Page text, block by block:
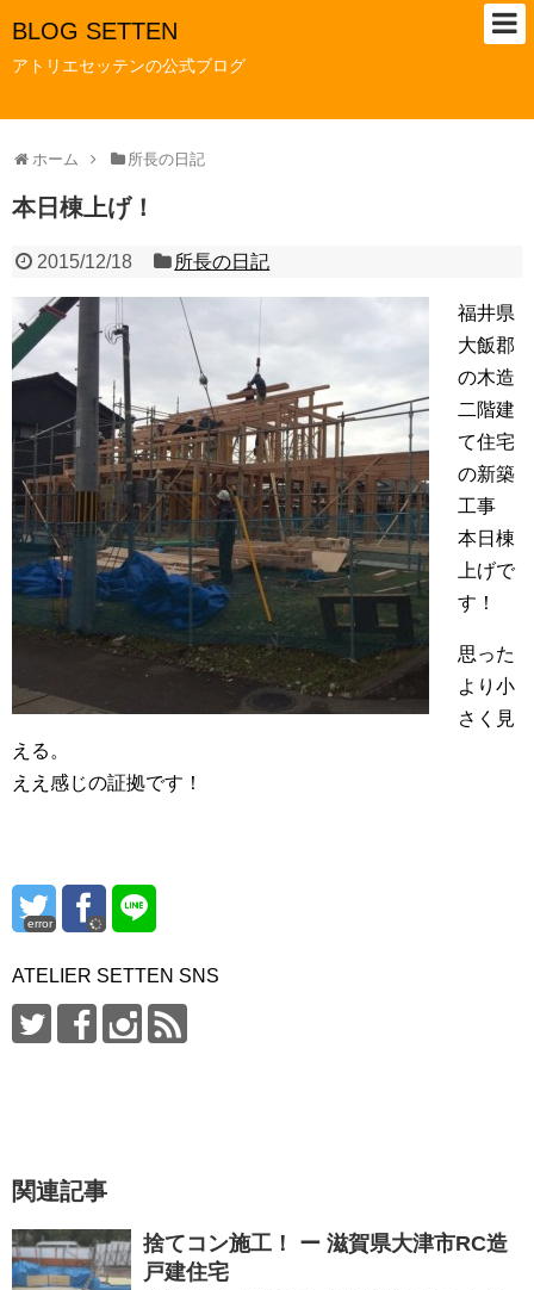
BLOG SETTEN
アトリエセッテンの公式ブログ
ホーム 所長の日記
本日棟上げ！
2015/12/18 所長の日記
福井県
大飯郡
の木造
二階建
て住宅
の新築
工事
本日棟
上げで
す！
思った
より小
さく見
える。
ええ感じの証拠です！
error
ATELIER SETTEN SNS
関連記事
捨てコン施工！ ー 滋賀県大津市RC造
戸建住宅